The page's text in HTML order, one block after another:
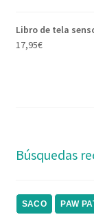
Libro de tela
17,95€
Búsquedas
SACO PAW